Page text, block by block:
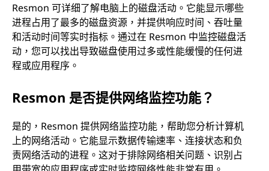
Resmon 可详细了解电脑上的磁盘活动。它能显示哪些
进程占用了最多的磁盘资源，并提供响应时间、吞吐量
和活动时间等实时指标。通过在 Resmon 中监控磁盘活
动，您可以找出导致磁盘使用过多或性能缓慢的任何进
程或应用程序。
Resmon 是否提供网络监控功能？
是的，Resmon 提供网络监控功能，帮助您分析计算机
上的网络活动。它能显示数据传输速率、连接状态和负
责网络活动的进程。这对于排除网络相关问题、识别占